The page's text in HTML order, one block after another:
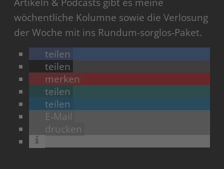
wöchentliche Kolumne sowie die Verlosung
der Woche mit ins Rundum-sorglos-Paket.
teilen
teilen
merken
teilen
teilen
E-Mail
drucken